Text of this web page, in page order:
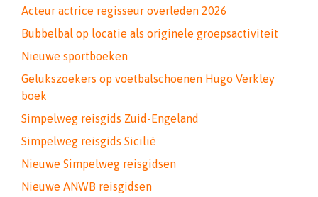
Acteur actrice regisseur overleden 2026
Bubbelbal op locatie als originele groepsactiviteit
Nieuwe sportboeken
Gelukszoekers op voetbalschoenen Hugo Verkley
boek
Simpelweg reisgids Zuid-Engeland
Simpelweg reisgids Sicilië
Nieuwe Simpelweg reisgidsen
Nieuwe ANWB reisgidsen